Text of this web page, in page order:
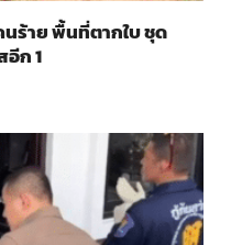
นร้าย พื้นที่ตากใบ ชุด
ก 1